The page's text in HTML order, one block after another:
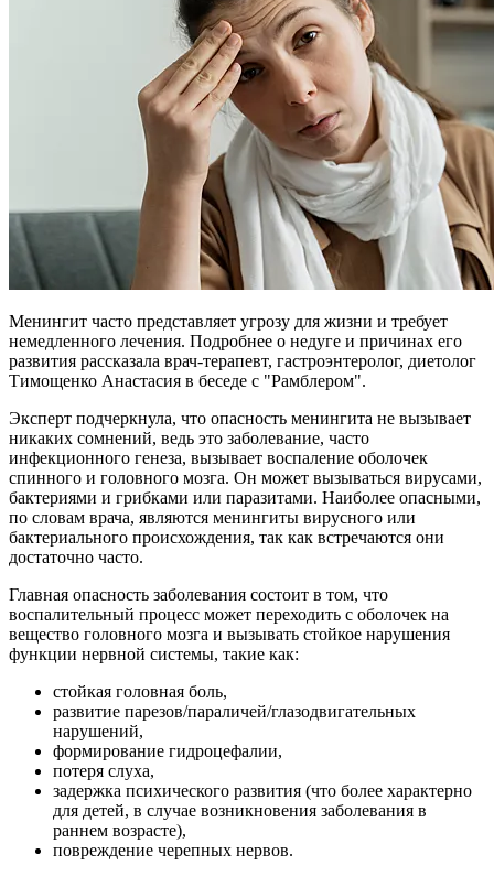
Менингит часто представляет угрозу для жизни и требует
немедленного лечения. Подробнее о недуге и причинах его
развития рассказала врач-терапевт, гастроэнтеролог, диетолог
Тимощенко Анастасия в беседе с "Рамблером".
Эксперт подчеркнула, что опасность менингита не вызывает
никаких сомнений, ведь это заболевание, часто
инфекционного генеза, вызывает воспаление оболочек
спинного и головного мозга. Он может вызываться вирусами,
бактериями и грибками или паразитами. Наиболее опасными,
по словам врача, являются менингиты вирусного или
бактериального происхождения, так как встречаются они
достаточно часто.
Главная опасность заболевания состоит в том, что
воспалительный процесс может переходить с оболочек на
вещество головного мозга и вызывать стойкое нарушения
функции нервной системы, такие как:
стойкая головная боль,
развитие парезов/параличей/глазодвигательных
нарушений,
формирование гидроцефалии,
потеря слуха,
задержка психического развития (что более характерно
для детей, в случае возникновения заболевания в
раннем возрасте),
повреждение черепных нервов.